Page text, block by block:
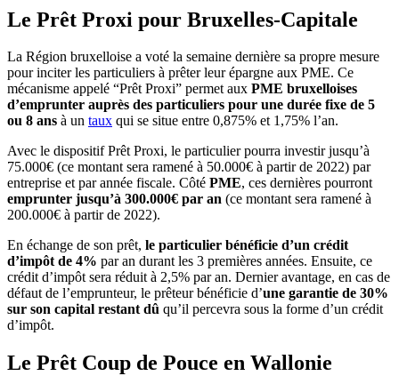
Le Prêt Proxi pour Bruxelles-Capitale
La Région bruxelloise a voté la semaine dernière sa propre mesure
pour inciter les particuliers à prêter leur épargne aux PME. Ce
mécanisme appelé “Prêt Proxi” permet aux PME bruxelloises
d’emprunter auprès des particuliers pour une durée fixe de 5
ou 8 ans à un taux qui se situe entre 0,875% et 1,75% l’an.
Avec le dispositif Prêt Proxi, le particulier pourra investir jusqu’à
75.000€ (ce montant sera ramené à 50.000€ à partir de 2022) par
entreprise et par année fiscale. Côté PME, ces dernières pourront
emprunter jusqu’à 300.000€ par an (ce montant sera ramené à
200.000€ à partir de 2022).
En échange de son prêt, le particulier bénéficie d’un crédit
d’impôt de 4% par an durant les 3 premières années. Ensuite, ce
crédit d’impôt sera réduit à 2,5% par an. Dernier avantage, en cas de
défaut de l’emprunteur, le prêteur bénéficie d’une garantie de 30%
sur son capital restant dû qu’il percevra sous la forme d’un crédit
d’impôt.
Le Prêt Coup de Pouce en Wallonie